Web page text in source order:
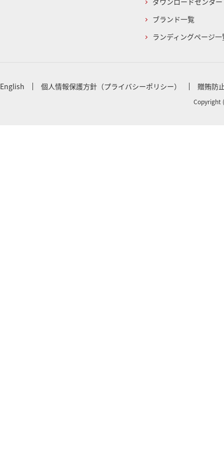
ブランド一覧
ランディングページ一
English 個人情報保護方針（プライバシーポリシー） 贈賄防
Copyright